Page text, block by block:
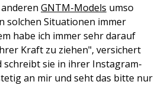
GNTM-Models umso
solchen Situationen immer
habe ich immer sehr darauf
Kraft zu ziehen", versichert
schreibt sie in ihrer Instagram-
an mir und seht das bitte nur